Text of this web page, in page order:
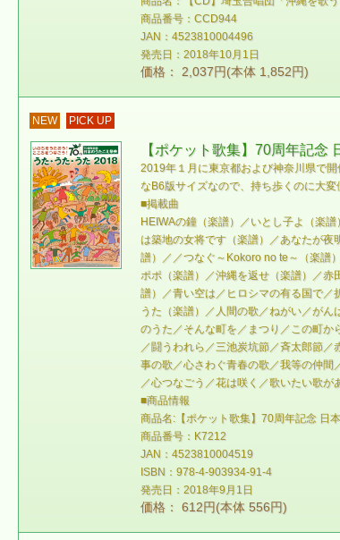
商品番号：CCD944
JAN：4523810004496
発売日：2018年10月1日
価格： 2,037円(本体 1,852円)
NEW PICK UP
【ポケット歌集】70周年記念
2019年１月に東京都および神奈川県で
なB6版サイズなので、持ち歩くのに大
■掲載曲
HEIWAの鐘（楽譜）／いとし子よ（楽
は築地の女将です（楽譜）／あなたが
譜）／／つなぐ～Kokoro no te～（楽譜
ポポ（楽譜）／沖縄を返せ（楽譜）／赤
譜）／青い空は／ヒロシマの有る国で
うた（楽譜）／人間の歌／ねがい／が
のうた／そんな町を／まつり／この町
／闘うわれら／三池炭坑節／斉太郎節
事の歌／心さわぐ青春の歌／我等の仲
／心つなごう／花は咲く／歌いたい歌が
■商品情報
商品名:【ポケット歌集】70周年記念 日
商品番号：K7212
JAN：4523810004519
ISBN：978-4-903934-91-4
発売日：2018年9月1日
価格： 612円(本体 556円)